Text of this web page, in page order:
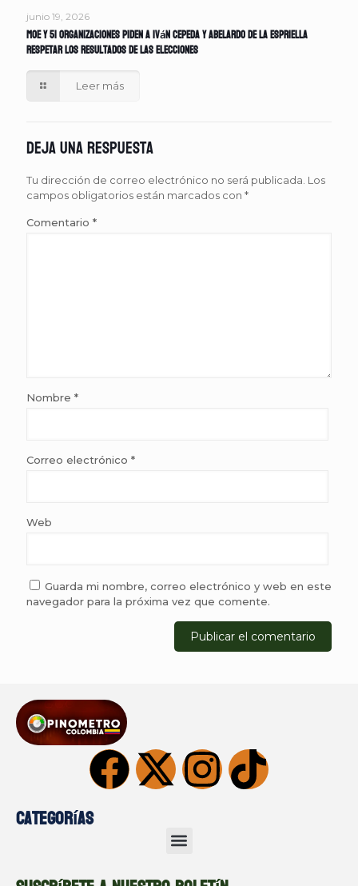
junio 19, 2026
MOE y 51 organizaciones piden a Iván Cepeda y Abelardo de la Espriella
respetar los resultados de las elecciones
Leer más
Deja una respuesta
Tu dirección de correo electrónico no será publicada. Los
campos obligatorios están marcados con *
Comentario *
Nombre *
Correo electrónico *
Web
Guarda mi nombre, correo electrónico y web en este
navegador para la próxima vez que comente.
Categorías